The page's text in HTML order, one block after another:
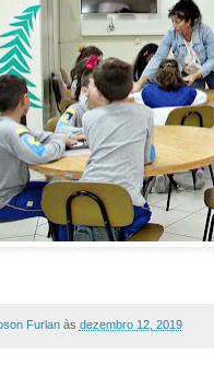
Furlan às dezembro 12, 2019